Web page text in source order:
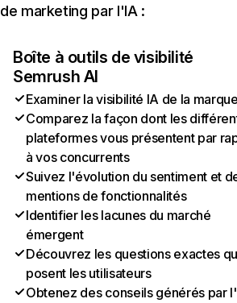
de marketing par l'IA :
Boîte à outils de visibilité
Semrush AI
Examiner la visibilité IA de la
Comparez la façon dont les
plateformes vous présentent par
à vos concurrents
Suivez l'évolution du sentiment et
mentions de fonctionnalités
Identifier les lacunes du marché
émergent
Découvrez les questions exactes
posent les utilisateurs
Obtenez des conseils générés par